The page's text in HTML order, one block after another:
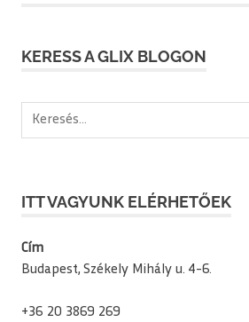
KERESS A GLIX BLOGON
Keresés:
ITT VAGYUNK ELÉRHETŐEK
Cím
Budapest, Székely Mihály u. 4-6.
+36 20 3869 269